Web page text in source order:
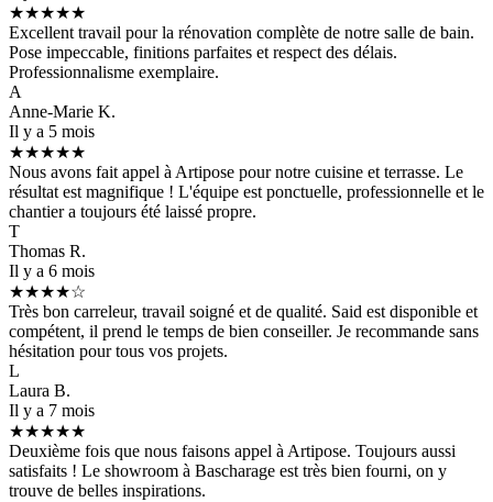
★★★★★
Excellent travail pour la rénovation complète de notre salle de bain.
Pose impeccable, finitions parfaites et respect des délais.
Professionnalisme exemplaire.
A
Anne-Marie K.
Il y a 5 mois
★★★★★
Nous avons fait appel à Artipose pour notre cuisine et terrasse. Le
résultat est magnifique ! L'équipe est ponctuelle, professionnelle et le
chantier a toujours été laissé propre.
T
Thomas R.
Il y a 6 mois
★★★★☆
Très bon carreleur, travail soigné et de qualité. Said est disponible et
compétent, il prend le temps de bien conseiller. Je recommande sans
hésitation pour tous vos projets.
L
Laura B.
Il y a 7 mois
★★★★★
Deuxième fois que nous faisons appel à Artipose. Toujours aussi
satisfaits ! Le showroom à Bascharage est très bien fourni, on y
trouve de belles inspirations.